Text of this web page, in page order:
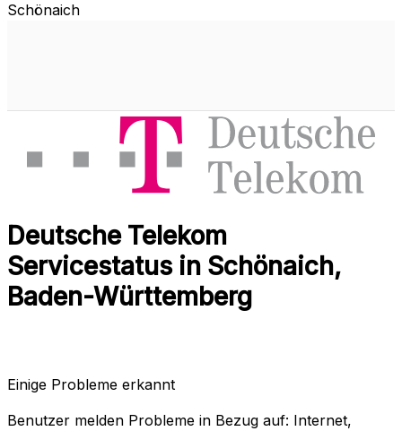
Schönaich
Deutsche Telekom
Servicestatus in Schönaich,
Baden-Württemberg
Einige Probleme erkannt
Benutzer melden Probleme in Bezug auf: Internet,